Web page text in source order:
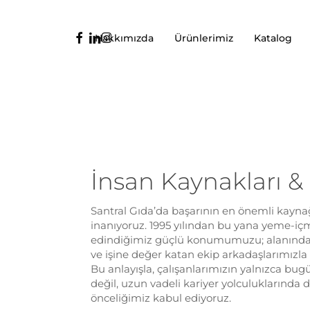
Hakkımızda Ürünlerimiz Katalog
facebook
linkedin
instagram
İnsan Kaynakları
Santral Gıda’da başarının en önemli
inanıyoruz. 1995 yılından bu yana yeme-
edindiğimiz güçlü konumumuzu;
ve işine değer katan ekip
Bu anlayışla, çalışanlarımızın yalnızca
değil, uzun vadeli kariyer yolculuklarında
önceliğimiz kabul ediyoruz.